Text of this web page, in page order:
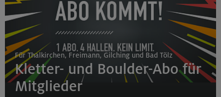
Für Thalkirchen, Freimann, Gilching und Bad Tölz
Kletter- und Boulder-Abo für
Mitglieder